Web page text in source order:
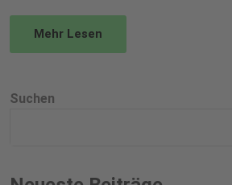
Mehr Lesen
Suchen